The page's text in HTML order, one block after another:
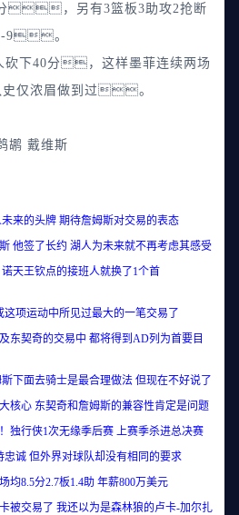
分，另有3篮板3助攻2抢断
9。
砍下40分，这样墨菲连续两场
仅浓眉做到过。
鹕 戴维斯
来的头牌 期待詹姆斯对交易的表态
签了长约 湖人为未来就不再考虑其感受
天王钦点的接班人就换了1个首
项运动中所见过最大的一笔交易了
契奇的交易中 都将得到AD列为首要目
面去骑士是最合理做法 但现在不好说了
心 东契奇和詹姆斯的兼容性肯定是问题
行侠1次无缘季后赛 上赛季杀进总决赛
诚 但外界对球队却没有相同的要求
8.5分2.7板1.4助 年薪800万美元
交易了 我还以为是森林狼的卢卡-加尔扎